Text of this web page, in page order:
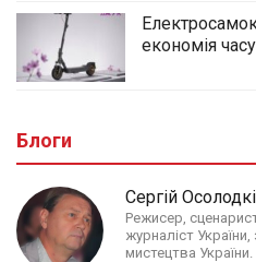
економія
Блоги
Сергій
Режисер,
журналіст
мистецтва